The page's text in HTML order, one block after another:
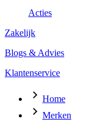
Acties
Zakelijk
Blogs & Advies
Klantenservice
Home
Merken